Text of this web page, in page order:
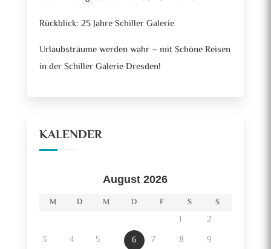
Rückblick: 25 Jahre Schiller Galerie
Urlaubsträume werden wahr – mit Schöne Reisen
in der Schiller Galerie Dresden!
KALENDER
August 2026
M
D M D F S S
1
2
3
4 5 6 7 8
9